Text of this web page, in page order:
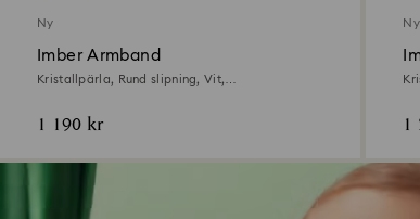
Ny
Imber Armband
Kristallpärla, Rund slipning, Vit,
1 190 kr
Ny